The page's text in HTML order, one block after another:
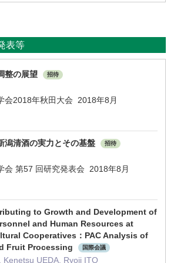
表等
整の展望 招待
会2018年秋田大会 2018年8月
潟清酒の実力とその基盤 招待
会 第57 回研究発表会 2018年8月
to Growth and Development of
and Human Resources at
Cooperatives：PAC Analysis of
Fruit Processing
国際会議
Kenetsu UEDA, Ryoji ITO